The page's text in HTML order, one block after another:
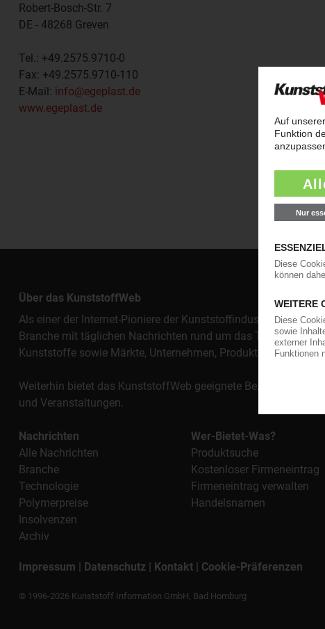
Robert-Bosch-Str. 7
DE - 48268 Greven
Tel.: +49.2575.9710-0
Fax: +49.2575.9710-110
E-Mail: info@egeplast.de
www.egeplast.de
Über das KunststoffWeb
Als einer der Internet-Pioniere der Kunststoffindustrie
Branche mit täglichen Nachrichten rund um das Thema
Kunststoffe sowie Märkte, Unternehmen, Produkte, Material,
Weiterhin bietet das KunststoffWeb geeignete
und Veranstaltungen.
Nachrichten
Alle Nachrichten
Branche
Technologie
Polymerpreise
Insolvenzen
Archiv
Wer-Bietet-Was?
Produktsuche
Kostenloser Firmeneintrag
Firmeneintrag verwalten
Handelsnamen
Impressum | Datenschutz | Kontakt | Cookie-Präferenzen
© 1996-2026 Kunststoff Information GmbH, Bad Homburg